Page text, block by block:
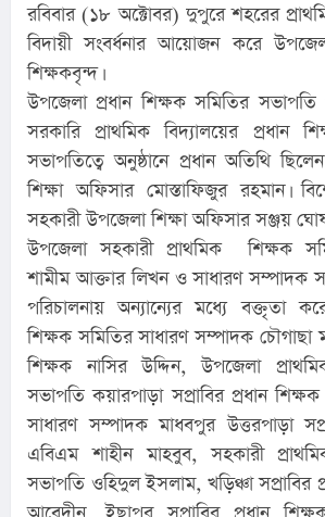
রবিবার (১৮ অক্টোবর) দুপুরে শহরের
বিদায়ী সংবর্ধনার আয়োজন করে
শিক্ষকবৃন্দ।
উপজেলা প্রধান শিক্ষক সমিতির
সরকারি প্রাথমিক বিদ্যালয়ের প্রধান
সভাপতিত্বে অনুষ্ঠানে প্রধান অতিথি
শিক্ষা অফিসার মোস্তাফিজুর রহমান।
সহকারী উপজেলা শিক্ষা অফিসার সঞ্জয়
উপজেলা সহকারী প্রাথমিক শিক্ষক
শামীম আক্তার লিখন ও সাধারণ সম্পাদক
পরিচালনায় অন্যান্যের মধ্যে বক্তৃতা
শিক্ষক সমিতির সাধারণ সম্পাদক চৌগাছা
শিক্ষক নাসির উদ্দিন, উপজেলা
সভাপতি কয়ারপাড়া সপ্রাবির প্রধান
সাধারণ সম্পাদক মাধবপুর উত্তরপাড়া
এবিএম শাহীন মাহবুব, সহকারী
সভাপতি ওহিদুল ইসলাম, খড়িঞ্চা সপ্রাবির